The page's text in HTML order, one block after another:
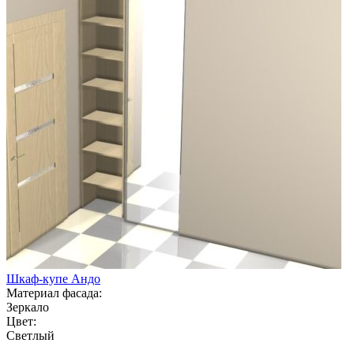
Шкаф-купе Андо
Материал фасада:
Зеркало
Цвет:
Светлый